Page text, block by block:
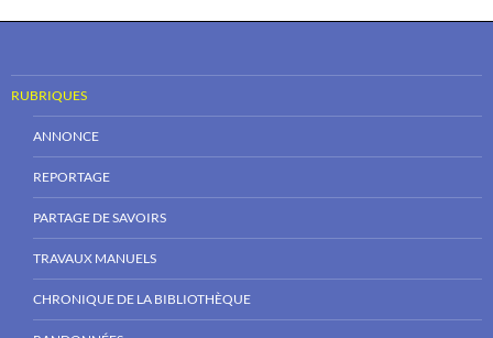
RUBRIQUES
ANNONCE
REPORTAGE
PARTAGE DE SAVOIRS
TRAVAUX MANUELS
CHRONIQUE DE LA BIBLIOTHÈQUE